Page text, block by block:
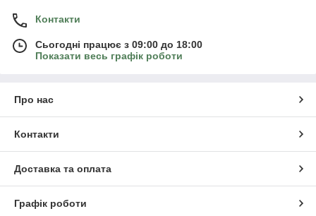
Контакти
Сьогодні працює з 09:00 до 18:00
Показати весь графік роботи
Про нас
Контакти
Доставка та оплата
Графік роботи